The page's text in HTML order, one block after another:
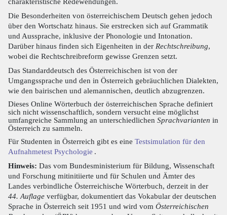
Die Besonderheiten von österreichischem Deutsch gehen jedoch
über den Wortschatz hinaus. Sie erstrecken sich auf Grammatik
und Aussprache, inklusive der Phonologie und Intonation.
Darüber hinaus finden sich Eigenheiten in der Rechtschreibung,
wobei die Rechtschreibreform gewisse Grenzen setzt.
Das Standarddeutsch des Österreichischen ist von der
Umgangssprache und den in Österreich gebräuchlichen Dialekten,
wie den bairischen und alemannischen, deutlich abzugrenzen.
Dieses Online Wörterbuch der österreichischen Sprache definiert
sich nicht wissenschaftlich, sondern versucht eine möglichst
umfangreiche Sammlung an unterschiedlichen Sprachvarianten in
Österreich zu sammeln.
Für Studenten in Österreich gibt es eine Testsimulation für den
Aufnahmetest Psychologie .
Hinweis: Das vom Bundesministerium für Bildung, Wissenschaft
und Forschung mitinitiierte und für Schulen und Ämter des
Landes verbindliche Österreichische Wörterbuch, derzeit in der
44. Auflage verfügbar, dokumentiert das Vokabular der deutschen
Sprache in Österreich seit 1951 und wird vom Österreichischen